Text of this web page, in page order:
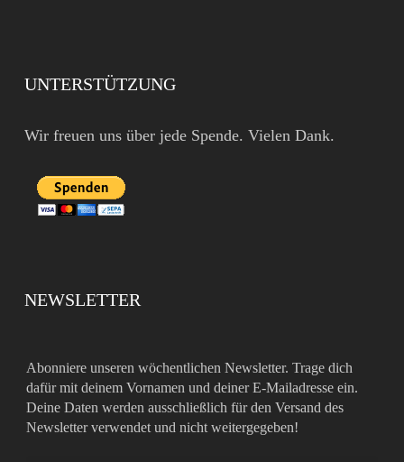
UNTERSTÜTZUNG
Wir freuen uns über jede Spende. Vielen Dank.
NEWSLETTER
Abonniere unseren wöchentlichen Newsletter. Trage dich
dafür mit deinem Vornamen und deiner E-Mailadresse ein.
Deine Daten werden ausschließlich für den Versand des
Newsletter verwendet und nicht weitergegeben!